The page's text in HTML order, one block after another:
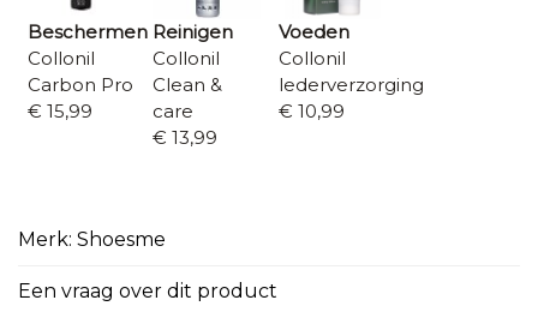
Beschermen
Collonil
Carbon Pro
€ 15,99
Reinigen
Collonil
Clean &
care
€ 13,99
Voeden
Collonil
lederverzorging
€ 10,99
Merk: Shoesme
Een vraag over dit product